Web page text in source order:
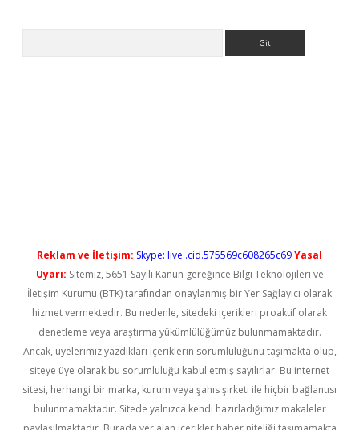
Reklam ve İletişim: Skype: live:.cid.575569c608265c69Yasal
Uyarı: Sitemiz, 5651 Sayılı Kanun gereğince Bilgi Teknolojileri ve
İletişim Kurumu (BTK) tarafından onaylanmış bir Yer Sağlayıcı olarak
hizmet vermektedir. Bu nedenle, sitedeki içerikleri proaktif olarak
denetleme veya araştırma yükümlülüğümüz bulunmamaktadır.
Ancak, üyelerimiz yazdıkları içeriklerin sorumluluğunu taşımakta olup,
siteye üye olarak bu sorumluluğu kabul etmiş sayılırlar. Bu internet
sitesi, herhangi bir marka, kurum veya şahıs şirketi ile hiçbir bağlantısı
bulunmamaktadır. Sitede yalnızca kendi hazırladığımız makaleler